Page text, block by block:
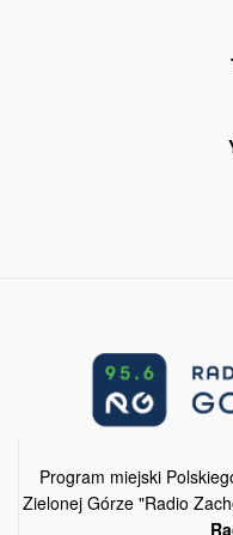
Program miejski
Zielonej Górze "Radio